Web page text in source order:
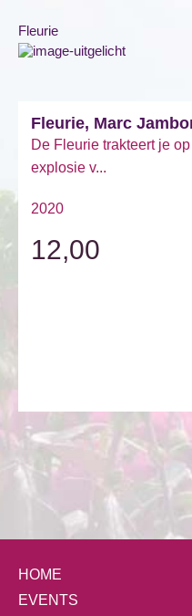
Fleurie
Fleurie, Marc
De Fleurie trakteert je
explosie v...
2020
12,00
HOME
EVENTS